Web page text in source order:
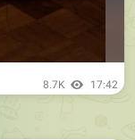
8.7K 17:42